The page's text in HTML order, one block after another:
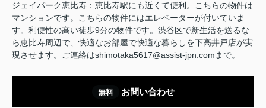
ジェイパーク恵比寿：恵比寿駅にも近くて便利。こちらの物件は
マンションです。こちらの物件にはエレベーターが付いていま
す。利便性の高い徒歩9分の物件です。渋谷区で新生活を送るな
ら恵比寿周辺で、快適なお部屋で快適な暮らしを下高井戸店が実
現させます。ご連絡はshimotaka5617@assist-jpn.comまで。
無料 お問い合わせ